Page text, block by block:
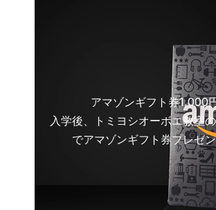
アマゾンギフト券1,000
入学後、トミヨシオーボエ教室
でアマゾンギフト券プレゼ